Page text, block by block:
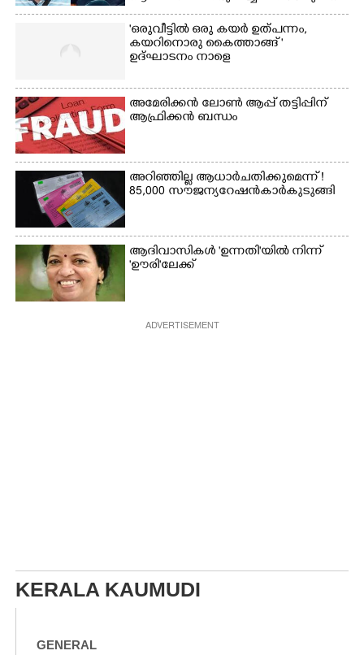
'ഒരുവീട്ടിൽ ഒരു കയർ ഉത്പന്നം,
കയറിനൊരു കൈത്താങ്ങ് '
ഉദ്ഘാടനം നാളെ
അമേരിക്കൻ ലോൺ ആപ്പ് തട്ടിപ്പിന്
ആഫ്രിക്കൻ ബന്ധം
അറിഞ്ഞില്ല ആധാർ ചതിക്കുമെന്ന് !
85,000 സൗജന്യ റേഷൻകാർ കുടുങ്ങി
ആദിവാസികൾ 'ഉന്നതി'യിൽ നിന്ന്
'ഊരി'ലേക്ക്
ADVERTISEMENT
KERALA KAUMUDI
GENERAL